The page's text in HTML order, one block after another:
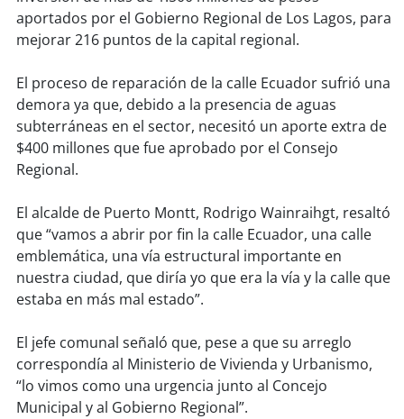
soysanantonio
soychillán
soysancarlos
soytalcahuano
soyconcepción
soycoronel
soy arauco
soytemuco
soy valdivia
aportados por el Gobierno Regional de Los Lagos, para
mejorar 216 puntos de la capital regional.
El proceso de reparación de la calle Ecuador sufrió una
demora ya que, debido a la presencia de aguas
subterráneas en el sector, necesitó un aporte extra de
$400 millones que fue aprobado por el Consejo
Regional.
El alcalde de Puerto Montt, Rodrigo Wainraihgt, resaltó
que “vamos a abrir por fin la calle Ecuador, una calle
emblemática, una vía estructural importante en
nuestra ciudad, que diría yo que era la vía y la calle que
estaba en más mal estado”.
El jefe comunal señaló que, pese a que su arreglo
correspondía al Ministerio de Vivienda y Urbanismo,
“lo vimos como una urgencia junto al Concejo
Municipal y al Gobierno Regional”.